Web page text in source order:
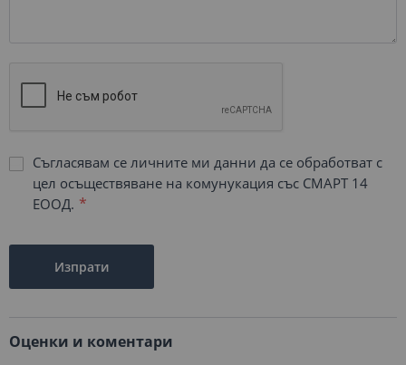
Съгласявам се личните ми данни да се обработват с
цел осъществяване на комунукация със СМАРТ 14
ЕООД.
Изпрати
Оценки и коментари